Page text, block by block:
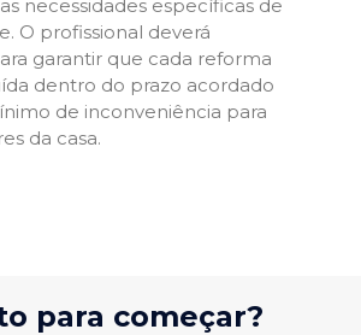
necessidades específicas de
O profissional deverá
garantir que cada reforma
dentro do prazo acordado
de inconveniência para
da casa.
para começar?